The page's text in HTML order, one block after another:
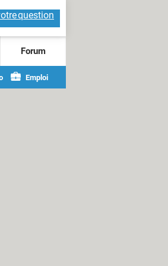
question
Forum
Emploi